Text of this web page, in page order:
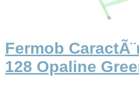
Fermob
128 Opaline